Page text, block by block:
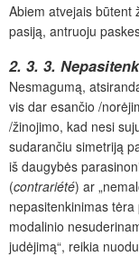
Abiem atvejais būtent
pasiją, antruoju
2. 3. 3.
Nesmagumą,
vis dar esančio /
/žinojimo, kad nesi
sudarančiu simetriją
iš daugybės
(contrariété) ar
nepasitenkinimas
modalinio
judėjimą“, reikia